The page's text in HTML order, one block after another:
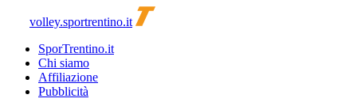
volley.sportrentino.it
SporTrentino.it
Chi siamo
Affiliazione
Pubblicità